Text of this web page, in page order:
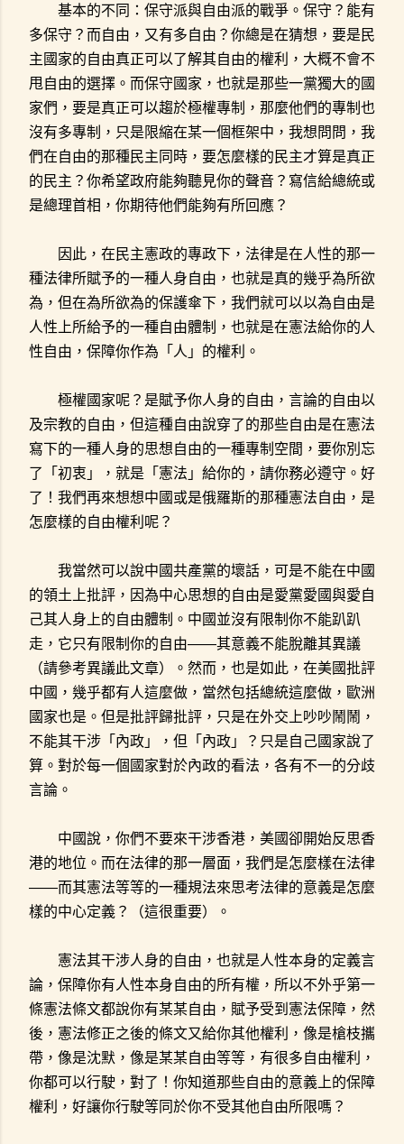
基本的不同：保守派與自由派的戰爭。保守？能有
多保守？而自由，又有多自由？你總是在猜想，要是民
主國家的自由真正可以了解其自由的權利，大概不會不
甩自由的選擇。而保守國家，也就是那些一黨獨大的國
家們，要是真正可以趨於極權專制，那麼他們的專制也
沒有多專制，只是限縮在某一個框架中，我想問問，我
們在自由的那種民主同時，要怎麼樣的民主才算是真正
的民主？你希望政府能夠聽見你的聲音？寫信給總統或
是總理首相，你期待他們能夠有所回應？
因此，在民主憲政的專政下，法律是在人性的那一
種法律所賦予的一種人身自由，也就是真的幾乎為所欲
為，但在為所欲為的保護傘下，我們就可以以為自由是
人性上所給予的一種自由體制，也就是在憲法給你的人
性自由，保障你作為「人」的權利。
極權國家呢？是賦予你人身的自由，言論的自由以
及宗教的自由，但這種自由說穿了的那些自由是在憲法
寫下的一種人身的思想自由的一種專制空間，要你別忘
了「初衷」，就是「憲法」給你的，請你務必遵守。好
了！我們再來想想中國或是俄羅斯的那種憲法自由，是
怎麼樣的自由權利呢？
我當然可以說中國共產黨的壞話，可是不能在中國
的領土上批評，因為中心思想的自由是愛黨愛國與愛自
己其人身上的自由體制。中國並沒有限制你不能趴趴
走，它只有限制你的自由——其意義不能脫離其異議
（請參考異議此文章）。然而，也是如此，在美國批評
中國，幾乎都有人這麼做，當然包括總統這麼做，歐洲
國家也是。但是批評歸批評，只是在外交上吵吵鬧鬧，
不能其干涉「內政」，但「內政」？只是自己國家說了
算。對於每一個國家對於內政的看法，各有不一的分歧
言論。
中國說，你們不要來干涉香港，美國卻開始反思香
港的地位。而在法律的那一層面，我們是怎麼樣在法律
——而其憲法等等的一種規法來思考法律的意義是怎麼
樣的中心定義？（這很重要）。
憲法其干涉人身的自由，也就是人性本身的定義言
論，保障你有人性本身自由的所有權，所以不外乎第一
條憲法條文都說你有某某自由，賦予受到憲法保障，然
後，憲法修正之後的條文又給你其他權利，像是槍枝攜
帶，像是沈默，像是某某自由等等，有很多自由權利，
你都可以行駛，對了！你知道那些自由的意義上的保障
權利，好讓你行駛等同於你不受其他自由所限嗎？